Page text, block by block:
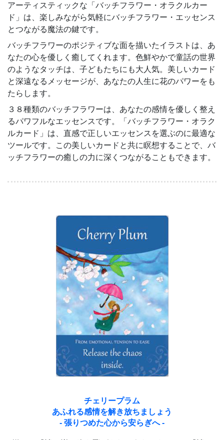
アーティスティックな「バッチフラワー・オラクルカー
ド」は、楽しみながら気軽にバッチフラワー・エッセンス
とつながる魔法の鍵です。
バッチフラワーのポジティブな面を描いたイラストは、あ
なたの心を優しく癒してくれます。色鮮やかで童話の世界
のようなタッチは、子どもたちにも大人気。美しいカード
と深遠なるメッセージが、あなたの人生に花のパワーをも
たらします。
３８種類のバッチフラワーは、あなたの感情を優しく整え
るパワフルなエッセンスです。「バッチフラワー・オラク
ルカード」は、直感で正しいエッセンスを選ぶのに最適な
ツールです。この美しいカードと共に瞑想することで、バ
ッチフラワーの癒しの力に深くつながることもできます。
チェリープラム
あふれる感情を解き放ちましょう
- 張りつめた心から安らぎへ -